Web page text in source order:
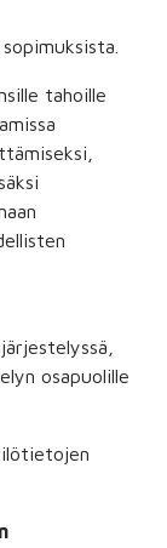
tahoille
osapuolille